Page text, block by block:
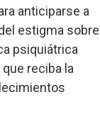
anticiparse a
estigma sobre
psiquiátrica
reciba la